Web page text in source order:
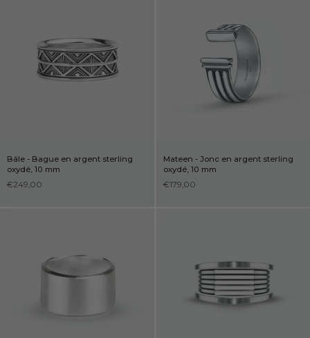
Bâle - Bague en argent sterling
oxydé, 10 mm
€249,00
Mateen - Jonc en argent sterling
oxydé, 10 mm
€179,00